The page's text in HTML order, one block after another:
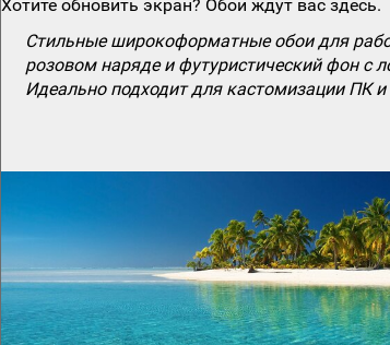
Хотите обновить экран? Обои ждут вас здесь.
Стильные широкоформатные обои для
розовом наряде и футуристический фон с
Идеально подходит для кастомизации ПК